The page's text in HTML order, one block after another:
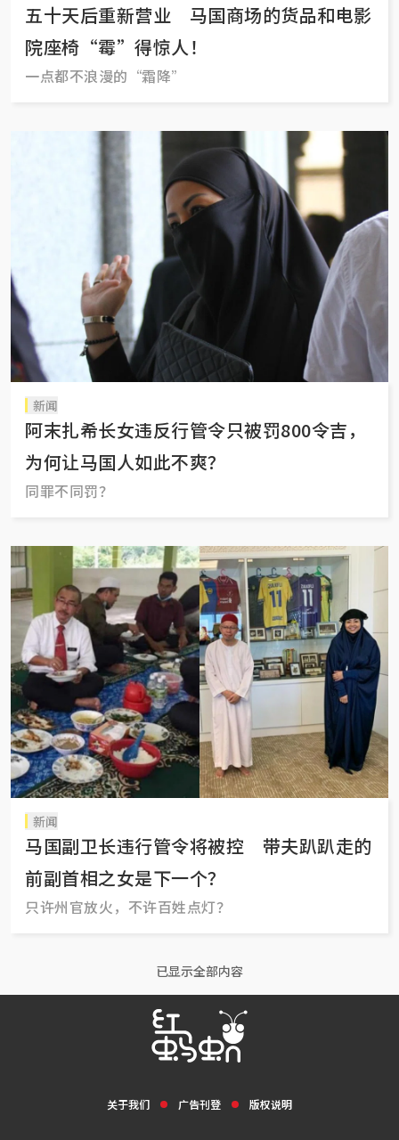
五十天后重新营业 马国商场的货品和电影
院座椅“霉”得惊人！
一点都不浪漫的“霜降”
新闻
阿末扎希长女违反行管令只被罚800令吉，
为何让马国人如此不爽？
同罪不同罚？
新闻
马国副卫长违行管令将被控 带夫趴趴走的
前副首相之女是下一个？
只许州官放火，不许百姓点灯？
已显示全部内容
关于我们 广告刊登 版权说明